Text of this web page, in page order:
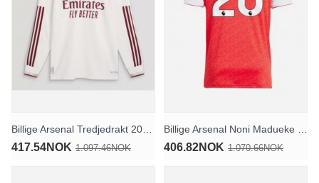
417.54NOK 1.097.46NOK 406.82NOK 1.070.66NOK